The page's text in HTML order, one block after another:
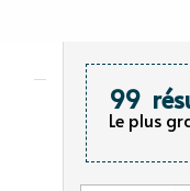
99
Le plus